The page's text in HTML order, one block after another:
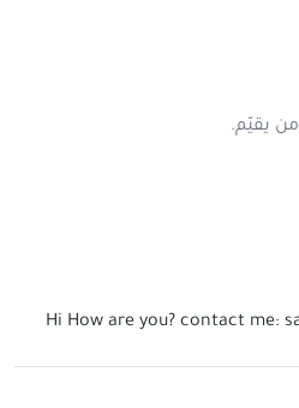
يقيّم.
Hi How are you? contact me: